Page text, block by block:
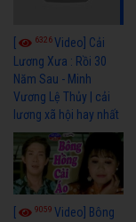
6326Video] Cải
Lương Xưa : Rồi 30
Năm Sau - Minh
Vương Lệ Thủy | cải
lương xã hội hay nhất
9059 Video] Bông